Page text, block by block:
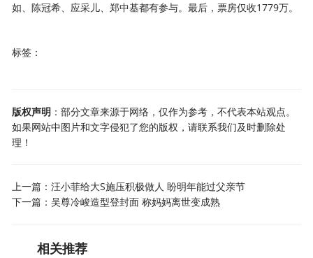
如、陈冠希、应采儿、郑中基都有参与。最后，票房仅收1779万。
标签：
版权声明 ：部分文章来源于网络，仅作为参考，不代表本站观点。
如果网站中图片和文字侵犯了您的版权，请联系我们及时删除处
理！
上一篇：汪小菲给大S施压积极做人 盼明年能过父亲节
下一篇：吴尊冷峻造型登封面 称妈妈离世变成熟
相关推荐